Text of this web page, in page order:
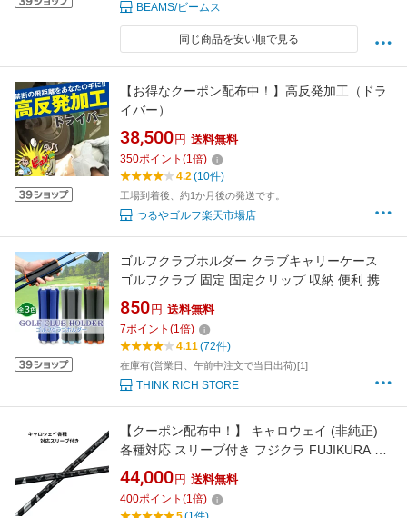
BEAMS/ビームス
同じ商品を安い順で見る
【お得なクーポン配布中！】高反発加工（ドラ
イバー）
38,500 円 送料無料
350ポイント (1倍)
4.2(10件)
工場到着後、約1か月後の発送です。
つるやゴルフ楽天市場店
ゴルフクラブホルダー クラブキャリーケース
ゴルフクラブ 固定 固定クリップ 収納 便利 携帯
ゴルフクラブブラケット (管理S) 送料無料
【SK18399-Q】
850 円 送料無料
7ポイント (1倍)
4.11(72件)
在庫有(営業日、午前中注文で当日出荷)[1]
THINK RICH STORE
【クーポン配布中！】 キャロウェイ (非純正)
各種対応 スリーブ付き フジクラ FUJIKURA 24
VENTUS BLACK 24 ベンタス ブラック 日本仕
様 ベンタスブラック キャロウェイスリーブ付
きシャフト ベンタスシャフト シャフト 交換 ゴ
44,000 円 送料無料
400ポイント (1倍)